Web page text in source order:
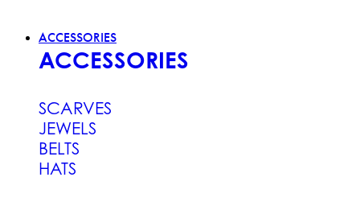
ACCESSORIES
ACCESSORIES
SCARVES
JEWELS
BELTS
HATS